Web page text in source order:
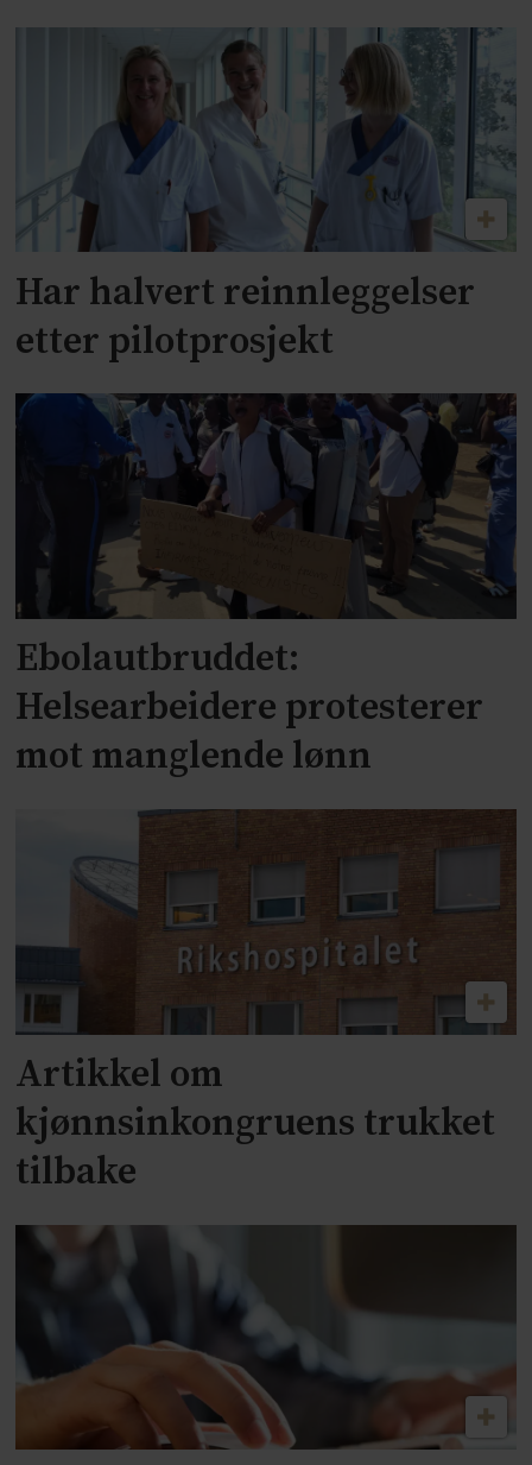
Har halvert reinnleggelser
etter pilotprosjekt
Ebolautbruddet:
Helsearbeidere protesterer
mot manglende lønn
Artikkel om
kjønnsinkongruens trukket
tilbake